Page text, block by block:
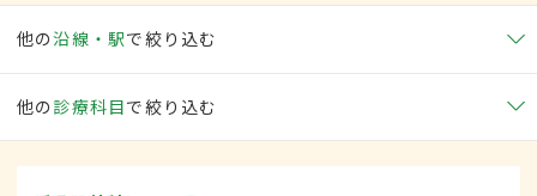
他の沿線・駅で絞り込む
他の 診療科目で絞り込む